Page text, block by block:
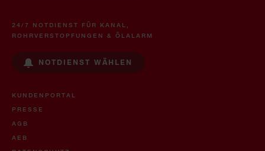
24/7 NOTDIENST FÜR KANAL,
ROHRVERSTOPFUNGEN & ÖLALARM
NOTDIENST WÄHLEN
KUNDENPORTAL
PRESSE
AGB
AEB